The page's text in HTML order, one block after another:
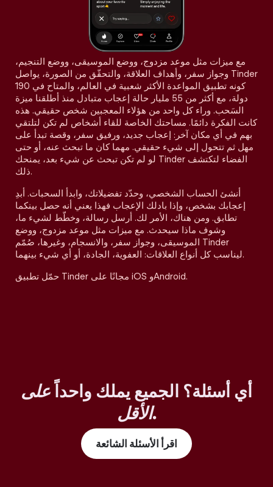
مع ميزات مثل موعد مزدوج، ووضع الموسيقى، ووضع التنجيم،
وجواز سفر، وأهداف العلاقة، والتحقّق من الصورة، يواصل Tinder
كونه تطبيق المواعدة الأكثر شعبية في العالم، والمتاح في 190
دولة، مع أكثر من 55 مليار حالة إعجاب متبادل منذ أطلقنا ميزة
السَحب. وراء كل واحد من هؤلاء المعجبين شخص حقيقي. هذه
كانت الفكرة دائمًا. مساحتك الخاصة للقاء أشخاص لم تكن لتلتقي
بهم في أي مكان آخر: إعجاب جديد، ورفيق سفر، وقصة تبدأ على
مهل ثم تتحول إلى شيء حقيقي. مهما كان ما تبحث عنه، أو حتى
لو لم تكن تبحث عن شيء بعد، يمنحك Tinder الفضاء لتكتشف
ذلك.
أنشئ الحساب الشخصي، وحدّد تفضيلاتك، وابدأ السحبات. أبدِ
إعجابك بشخص، وإذا بادلك الإعجاب فهذا يعني أنه حصل بينكما
تطابق. ومن هناك، الأمر لك. أرسل رسالة، وخطّط لشيء ما،
وشوف ماذا سيحدث. مع ميزات مثل موعد مزدوج، ووضع
الموسيقى، وجواز سفر، والانسجام، وغيرها، صُمّم Tinder
ليناسب كل أنواع العلاقات: العفوية، الجادة، أو أي شيء بينهما.
حمّل تطبيق Tinder مجانًا على iOS وAndroid.
أي أسئلة؟ الجميع يملك واحداً على
الأقل.
اقرأ الأسئلة الشائعة